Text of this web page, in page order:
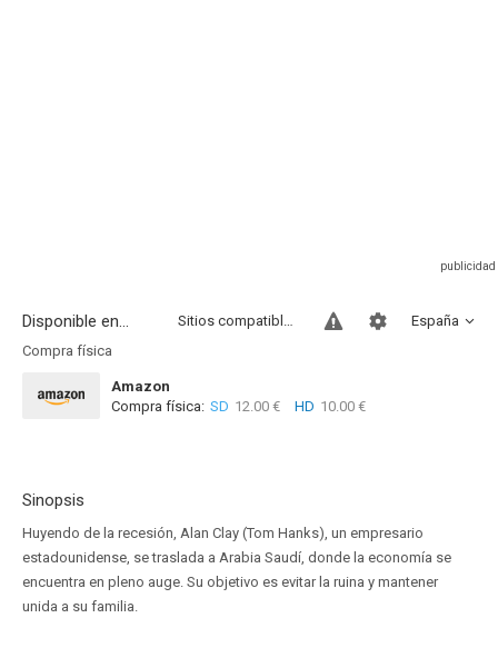
Disponible en... España
Sitios compatibles
Compra física
Amazon
Compra física: SD 12.00 € HD 10.00 €
Sinopsis
Huyendo de la recesión, Alan Clay (Tom Hanks), un empresario
estadounidense, se traslada a Arabia Saudí, donde la economía se
encuentra en pleno auge. Su objetivo es evitar la ruina y mantener
unida a su familia.